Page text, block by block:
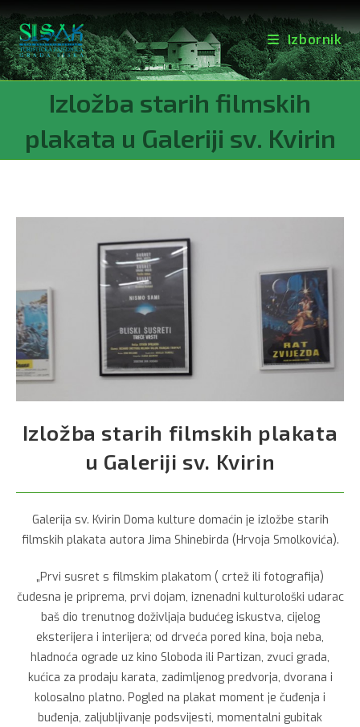
Izbornik
Izložba starih filmskih
plakata u Galeriji sv. Kvirin
Izložba starih filmskih plakata
u Galeriji sv. Kvirin
Galerija sv. Kvirin Doma kulture domaćin je izložbe starih
filmskih plakata autora Jima Shinebirda (Hrvoja Smolkovića).
„Prvi susret s filmskim plakatom ( crtež ili fotografija)
čudesna je priprema, prvi dojam, iznenadni kulturološki udarac
baš dio trenutnog doživljaja budućeg iskustva, cijelog
eksterijera i interijera; od drveća pored kina, boja neba,
hladnoća ograde uz kino Sloboda ili Partizan, zvuci grada,
kućica za prodaju karata, zadimljenog predvorja, dvorana i
kolosalno platno. Pogled na plakat moment je čuđenja i
buđenja, zaljubljivanje podsvijesti, momentalni gubitak